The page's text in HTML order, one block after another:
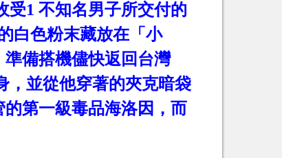
受1 不知名男子所交付的
白色粉末藏放在「小
備搭機儘快返回台灣
，並從他穿著的夾克暗袋
第一級毒品海洛因，而